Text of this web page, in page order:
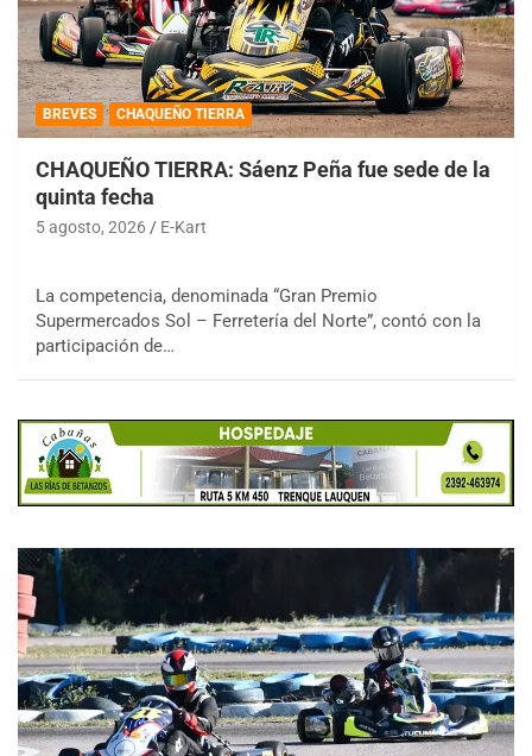
BREVES CHAQUEÑO TIERRA
CHAQUEÑO TIERRA: Sáenz Peña fue sede de la
quinta fecha
5 agosto, 2026 E-Kart
La competencia, denominada “Gran Premio
Supermercados Sol – Ferretería del Norte”, contó con la
participación de…